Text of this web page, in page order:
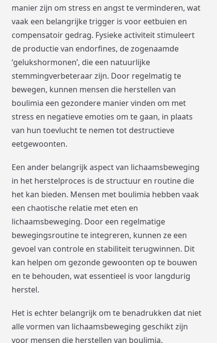
manier zijn om stress en angst te verminderen, wat
vaak een belangrijke trigger is voor eetbuien en
compensatoir gedrag. Fysieke activiteit stimuleert
de productie van endorfines, de zogenaamde
‘gelukshormonen’, die een natuurlijke
stemmingverbeteraar zijn. Door regelmatig te
bewegen, kunnen mensen die herstellen van
boulimia een gezondere manier vinden om met
stress en negatieve emoties om te gaan, in plaats
van hun toevlucht te nemen tot destructieve
eetgewoonten.
Een ander belangrijk aspect van lichaamsbeweging
in het herstelproces is de structuur en routine die
het kan bieden. Mensen met boulimia hebben vaak
een chaotische relatie met eten en
lichaamsbeweging. Door een regelmatige
bewegingsroutine te integreren, kunnen ze een
gevoel van controle en stabiliteit terugwinnen. Dit
kan helpen om gezonde gewoonten op te bouwen
en te behouden, wat essentieel is voor langdurig
herstel.
Het is echter belangrijk om te benadrukken dat niet
alle vormen van lichaamsbeweging geschikt zijn
voor mensen die herstellen van boulimia.